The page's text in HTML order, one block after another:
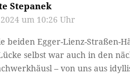
Stepanek
um 10:26 Uhr
beiden Egger-Lienz-Straßen-
selbst war auch in den
– von uns aus